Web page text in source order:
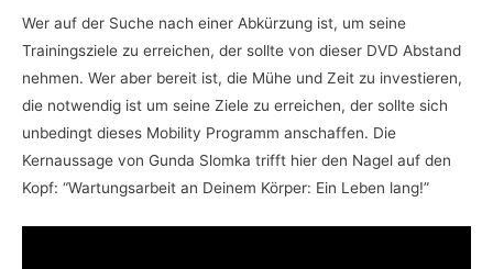
Wer auf der Suche nach einer Abkürzung ist, um seine
Trainingsziele zu erreichen, der sollte von dieser DVD Abstand
nehmen. Wer aber bereit ist, die Mühe und Zeit zu investieren,
die notwendig ist um seine Ziele zu erreichen, der sollte sich
unbedingt dieses Mobility Programm anschaffen. Die
Kernaussage von Gunda Slomka trifft hier den Nagel auf den
Kopf: “Wartungsarbeit an Deinem Körper: Ein Leben lang!”